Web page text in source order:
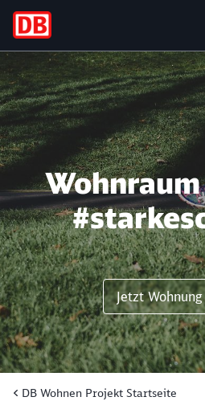
Rund ums
Jetzt
DB Wohnen Projekt Startseite